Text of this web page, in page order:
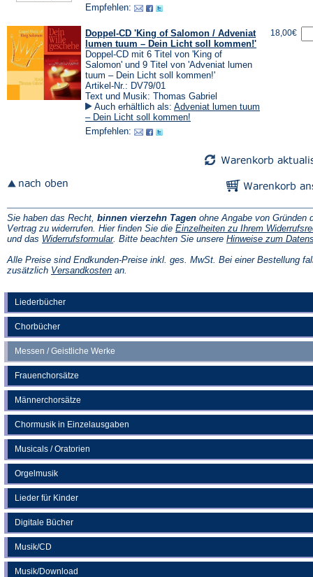
Liederbücher
Chorbücher
Messen / Geistliche Werke
Frauenchorsätze
Männerchorsätze
Chormusik in Einzelausgaben
Musicals / Oratorien
Orgelmusik
Lieder für Kinder
Digitale Bücher
Musik/CD
Musik/Download
Empfehlen:
Doppel-CD 'King of Salomon / Adveniat
lumen tuum – Dein Licht soll kommen!'
Doppel-CD mit 6 Titel von 'King of
Salomon' und 9 Titel von 'Adveniat lumen
tuum – Dein Licht soll kommen!'
Artikel-Nr.: DV79/01
Text und Musik: Thomas Gabriel
Auch erhältlich als: Adveniat lumen tuum
– Dein Licht soll kommen!
Empfehlen:
18,00€
Sie haben das Recht, binnen vierzehn Tagen ohne Angabe von Gründen
Vertrag zu widerrufen. Hier finden Sie die Einzelheiten zu Ihrem
und das Widerrufsformular(Öffnet
einem
neuen
. Bitte beachten Sie unsere Hinweise zum
Alle Preise sind Endkunden-Preise inkl. ges. MwSt. Bei einer Bestellung
zusätzlich Versandkosten(Öffnet
an.